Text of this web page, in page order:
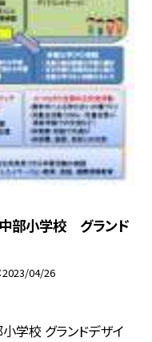
部小学校 グランド
2023/04/26
学校 グランドデザイ